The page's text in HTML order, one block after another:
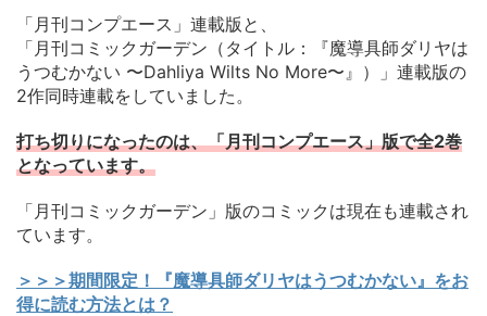
「月刊コンプエース」連載版と、
「月刊コミックガーデン（タイトル：『魔導具師ダリヤは
うつむかない 〜Dahliya Wilts No More〜』）」連載版の
2作同時連載をしていました。
打ち切りになったのは、「月刊コンプエース」版で全2巻
となっています。
「月刊コミックガーデン」版のコミックは現在も連載され
ています。
＞＞＞期間限定！『魔導具師ダリヤはうつむかない』をお
得に読む方法とは？